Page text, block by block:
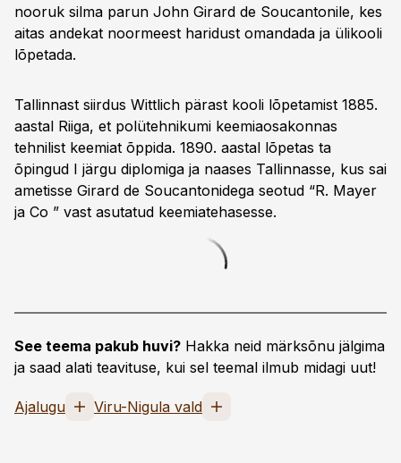
nooruk silma parun John Girard de Soucantonile, kes
aitas andekat noormeest haridust omandada ja ülikooli
lõpetada.
Tallinnast siirdus Wittlich pärast kooli lõpetamist 1885.
aastal Riiga, et polütehnikumi keemiaosakonnas
tehnilist keemiat õppida. 1890. aastal lõpetas ta
õpingud I järgu diplomiga ja naases Tallinnasse, kus sai
ametisse Girard de Soucantonidega seotud “R. Mayer
ja Co ” vast asutatud keemiatehasesse.
See teema pakub huvi? Hakka neid märksõnu jälgima
ja saad alati teavituse, kui sel teemal ilmub midagi uut!
Ajalugu Viru-Nigula vald